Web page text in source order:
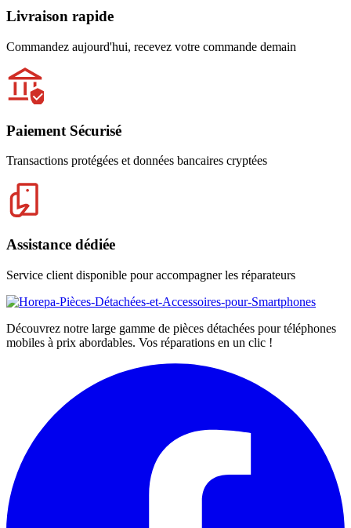
Livraison rapide
Commandez aujourd'hui, recevez votre commande demain
Paiement Sécurisé
Transactions protégées et données bancaires cryptées
Assistance dédiée
Service client disponible pour accompagner les réparateurs
Découvrez notre large gamme de pièces détachées pour téléphones
mobiles à prix abordables. Vos réparations en un clic !